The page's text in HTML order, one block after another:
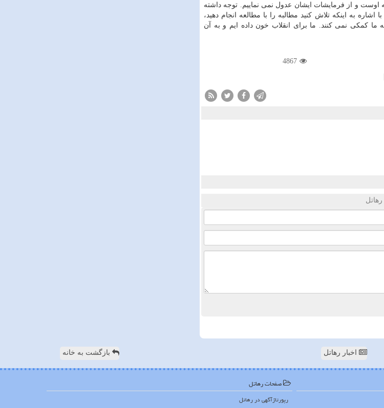
و از فرمایشات ایشان عدول نمی نماییم. توجه داشته
به اینكه تلاش كنید مطالبه را با مطالعه انجام دهید،
ما كمكی نمی كنند. ما برای انقلاب خون داده ایم و به آن
4867
اخبار رهاتل بازگشت به خانه
صفحات رهاتل
رپورتاژآگهی در رهاتل